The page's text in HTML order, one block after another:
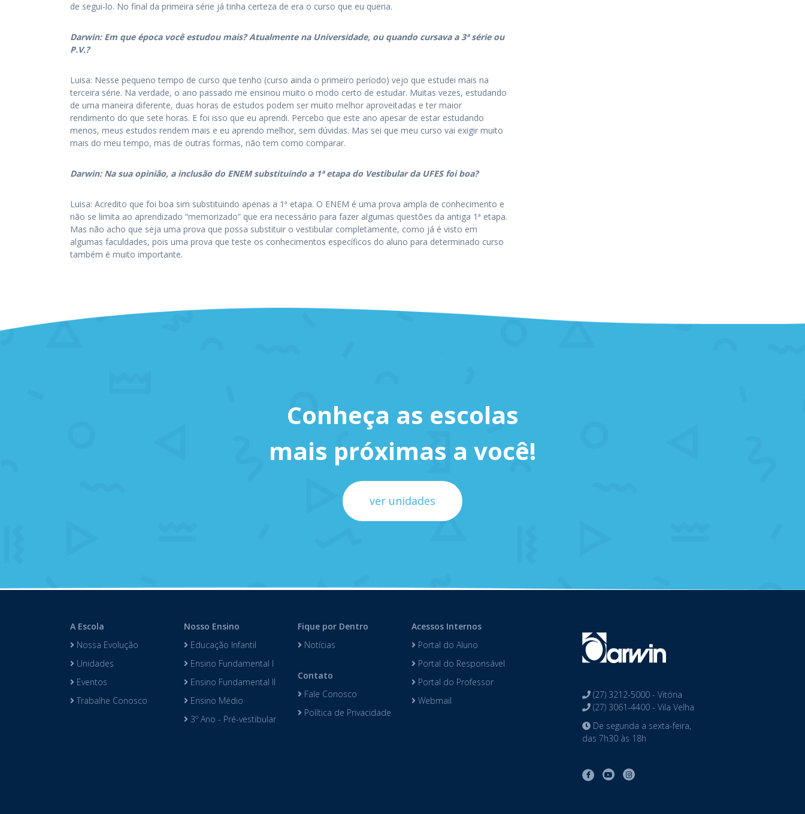
de segui-lo. No final da primeira série já tinha certeza de era o curso que eu queria.
Darwin: Em que época você estudou mais? Atualmente na Universidade, ou quando cursava a 3ª série ou
P.V.?
Luisa: Nesse pequeno tempo de curso que tenho (curso ainda o primeiro período) vejo que estudei mais na
terceira série. Na verdade, o ano passado me ensinou muito o modo certo de estudar. Muitas vezes, estudando
de uma maneira diferente, duas horas de estudos podem ser muito melhor aproveitadas e ter maior
rendimento do que sete horas. E foi isso que eu aprendi. Percebo que este ano apesar de estar estudando
menos, meus estudos rendem mais e eu aprendo melhor, sem dúvidas. Mas sei que meu curso vai exigir muito
mais do meu tempo, mas de outras formas, não tem como comparar.
Darwin: Na sua opinião, a inclusão do ENEM substituindo a 1ª etapa do Vestibular da UFES foi boa?
Luisa: Acredito que foi boa sim substituindo apenas a 1ª etapa. O ENEM é uma prova ampla de conhecimento e
não se limita ao aprendizado “memorizado” que era necessário para fazer algumas questões da antiga 1ª etapa.
Mas não acho que seja uma prova que possa substituir o vestibular completamente, como já é visto em
algumas faculdades, pois uma prova que teste os conhecimentos específicos do aluno para determinado curso
também é muito importante.
Conheça as escolas
mais próximas a você!
ver unidades
A Escola
Nossa Evolução
Unidades
Eventos
Trabalhe Conosco
Nosso Ensino
Educação Infantil
Ensino Fundamental I
Ensino Fundamental II
Ensino Médio
3º Ano - Pré-vestibular
Fique por Dentro
Notícias
Contato
Fale Conosco
Política de Privacidade
Acessos Internos
Portal do Aluno
Portal do Responsável
Portal do Professor
Webmail
(27) 3212-5000 - Vitória
(27) 3061-4400 - Vila Velha
De segunda a sexta-feira,
das 7h30 às 18h